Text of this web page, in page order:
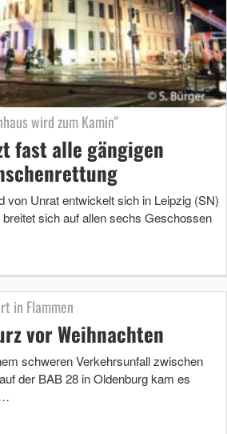
wird zum Kamin"
fast alle gängigen
von Unrat entwickelt sich in Leipzig (SN)
sich auf allen sechs Geschossen
in Flammen
vor Weihnachten
schweren Verkehrsunfall zwischen
der BAB 28 in Oldenburg kam es